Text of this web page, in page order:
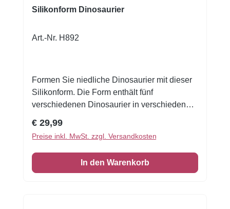
Silikonform Dinosaurier
Art.-Nr. H892
Formen Sie niedliche Dinosaurier mit dieser
Silikonform. Die Form enthält fünf
verschiedenen Dinosaurier in verschiedenen
themenbezogenen Kuchen, Torten und
Cupcakes. Sie können die Form auch zum
Herstellen von Cookies verwenden.
Anwendung: Marzipan oder Fondant gut
Regulärer Preis:
€ 29,99
Preise inkl. MwSt. zzgl. Versandkosten
In den Warenkorb